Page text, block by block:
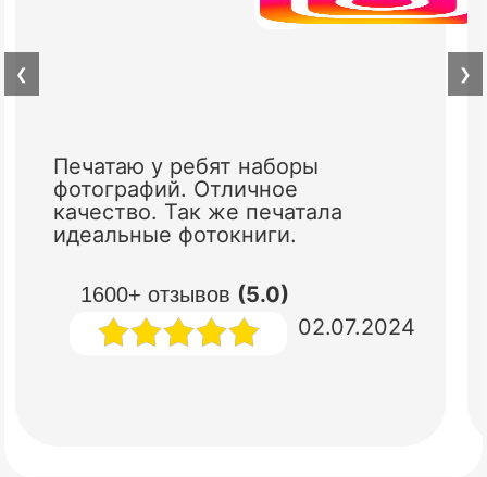
1600+ отзывов (5.0)
Печатаю у ребят наборы
фотографий. Отличное
качество. Так же печатала
идеальные фотокниги.
02.07.2024
❮ ❯